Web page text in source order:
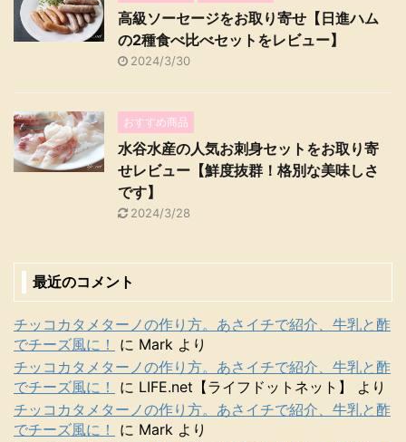
高級ソーセージをお取り寄せ【日進ハム
の2種食べ比べセットをレビュー】
2024/3/30
おすすめ商品
水谷水産の人気お刺身セットをお取り寄
せレビュー【鮮度抜群！格別な美味しさ
です】
2024/3/28
最近のコメント
チッコカタメターノの作り方。あさイチで紹介、牛乳と酢
でチーズ風に！
に Mark より
チッコカタメターノの作り方。あさイチで紹介、牛乳と酢
でチーズ風に！
に LIFE.net【ライフドットネット】
より
チッコカタメターノの作り方。あさイチで紹介、牛乳と酢
でチーズ風に！
に Mark より